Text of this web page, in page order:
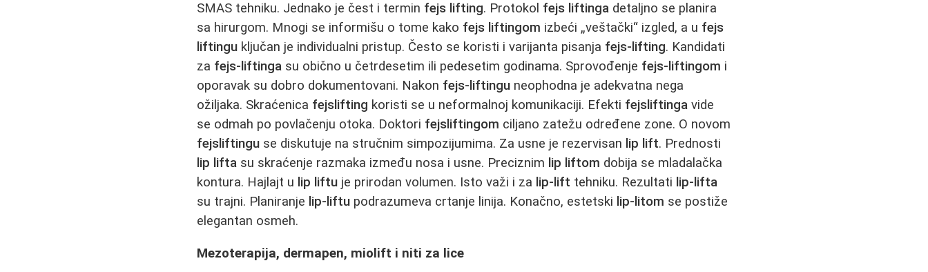
SMAS tehniku. Jednako je čest i termin fejs lifting. Protokol fejs liftinga detaljno se planira
sa hirurgom. Mnogi se informišu o tome kako fejs liftingom izbeći „veštački“ izgled, a u fejs
liftingu ključan je individualni pristup. Često se koristi i varijanta pisanja fejs-lifting. Kandidati
za fejs-liftinga su obično u četrdesetim ili pedesetim godinama. Sprovođenje fejs-liftingom i
oporavak su dobro dokumentovani. Nakon fejs-liftingu neophodna je adekvatna nega
ožiljaka. Skraćenica fejslifting koristi se u neformalnoj komunikaciji. Efekti fejsliftinga vide
se odmah po povlačenju otoka. Doktori fejsliftingom ciljano zatežu određene zone. O novom
fejsliftingu se diskutuje na stručnim simpozijumima. Za usne je rezervisan lip lift. Prednosti
lip lifta su skraćenje razmaka između nosa i usne. Preciznim lip liftom dobija se mladalačka
kontura. Hajlajt u lip liftu je prirodan volumen. Isto važi i za lip-lift tehniku. Rezultati lip-lifta
su trajni. Planiranje lip-liftu podrazumeva crtanje linija. Konačno, estetski lip-litom se postiže
elegantan osmeh.
Mezoterapija, dermapen, miolift i niti za lice